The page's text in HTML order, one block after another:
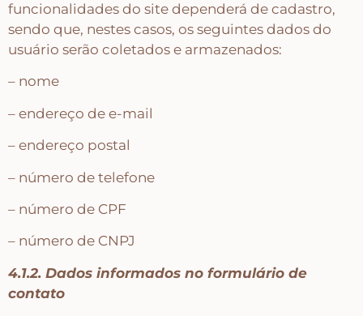
Ferramentas
Contato
funcionalidades do site dependerá de cadastro,
sendo que, nestes casos, os seguintes dados do
usuário serão coletados e armazenados:
– nome
– endereço de e-mail
– endereço postal
– número de telefone
– número de CPF
– número de CNPJ
4.1.2. Dados informados no formulário de
contato